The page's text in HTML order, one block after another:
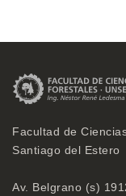
Facultad de
Santiago del Estero
Av. Belgrano (s)